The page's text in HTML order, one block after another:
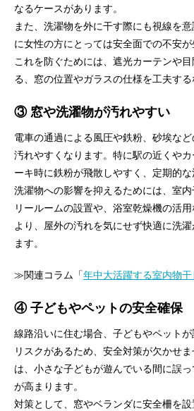
なるケースがあります。
また、洗濯物を外に干す際にも視線を
に女性の方にとっては安全面での不安が
これを防ぐためには、遮光カーテンや
る、窓の位置やガラスの仕様を工夫する
③ 窓や洗濯物が汚れやすい
電車の通過による風圧や鉄粉、砂埃な
汚れやすくなります。特に駅の近くや
ーキ時に鉄粉が飛散しやすく、定期的な
洗濯物への影響を抑えるためには、室
リールームの設置や、浴室乾燥機の活
より、屋外の汚れを気にせず快適に洗
ます。
≫関連コラム「年中大活躍する室内物干
④ 子どもやペットの安全確保
線路沿いに住む場合、子どもやペット
リスクがあるため、安全対策が欠かせ
は、小さな子どもが遊んでいる間に誤
が高まります。
対策として、窓やベランダに安全柵を